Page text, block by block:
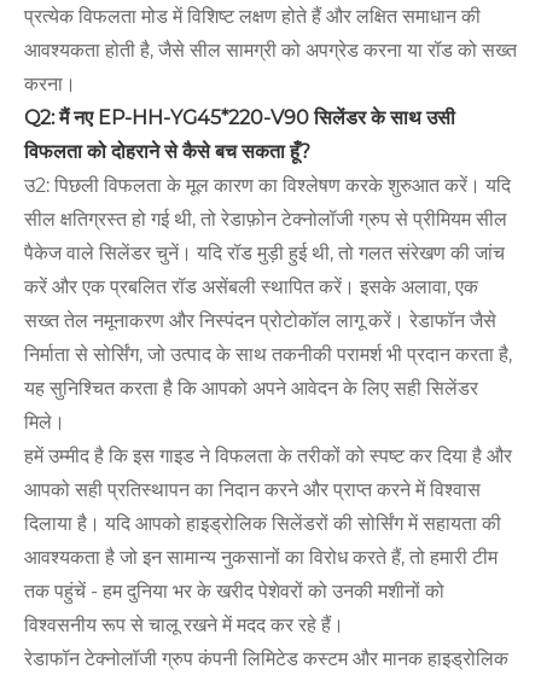
प्रत्येक विफलता मोड में विशिष्ट लक्षण होते हैं और लक्षित समाधान की
आवश्यकता होती है, जैसे सील सामग्री को अपग्रेड करना या रॉड को सख्त
करना।
Q2: मैं नए EP-HH-YG45*220-V90 सिलेंडर के साथ उसी
विफलता को दोहराने से कैसे बच सकता हूँ?
उ2: पिछली विफलता के मूल कारण का विश्लेषण करके शुरुआत करें। यदि
सील क्षतिग्रस्त हो गई थी, तो रेडाफ़ोन टेक्नोलॉजी ग्रुप से प्रीमियम सील
पैकेज वाले सिलेंडर चुनें। यदि रॉड मुड़ी हुई थी, तो गलत संरेखण की जांच
करें और एक प्रबलित रॉड असेंबली स्थापित करें। इसके अलावा, एक
सख्त तेल नमूनाकरण और निस्पंदन प्रोटोकॉल लागू करें। रेडाफॉन जैसे
निर्माता से सोर्सिंग, जो उत्पाद के साथ तकनीकी परामर्श भी प्रदान करता है,
यह सुनिश्चित करता है कि आपको अपने आवेदन के लिए सही सिलेंडर
मिले।
हमें उम्मीद है कि इस गाइड ने विफलता के तरीकों को स्पष्ट कर दिया है और
आपको सही प्रतिस्थापन का निदान करने और प्राप्त करने में विश्वास
दिलाया है। यदि आपको हाइड्रोलिक सिलेंडरों की सोर्सिंग में सहायता की
आवश्यकता है जो इन सामान्य नुकसानों का विरोध करते हैं, तो हमारी टीम
तक पहुंचें - हम दुनिया भर के खरीद पेशेवरों को उनकी मशीनों को
विश्वसनीय रूप से चालू रखने में मदद कर रहे हैं।
रेडाफॉन टेक्नोलॉजी ग्रुप कंपनी लिमिटेड कस्टम और मानक हाइड्रोलिक